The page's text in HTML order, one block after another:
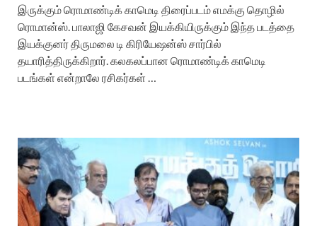
இருக்கும் ரொமாண்டிக் காமெடி திரைப்படம் எமக்கு தொழில்
ரொமான்ஸ். பாலாஜி கேசவன் இயக்கியிருக்கும் இந்த படத்தை
இயக்குனர் திருமலை டி கிரியேஷன்ஸ் சார்பில்
தயாரித்திருக்கிறார். கலகலப்பான ரொமாண்டிக் காமெடி
படங்கள் என்றாலே ரசிகர்கள் …